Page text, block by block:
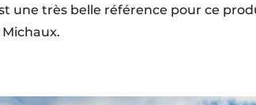
une très belle référence pour ce